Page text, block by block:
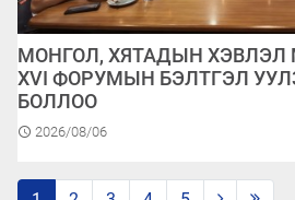
МОНГОЛ, ХЯТАДЫН
XVI ФОРУМЫН БЭЛТГЭЛ
БОЛЛОО
2026/08/06